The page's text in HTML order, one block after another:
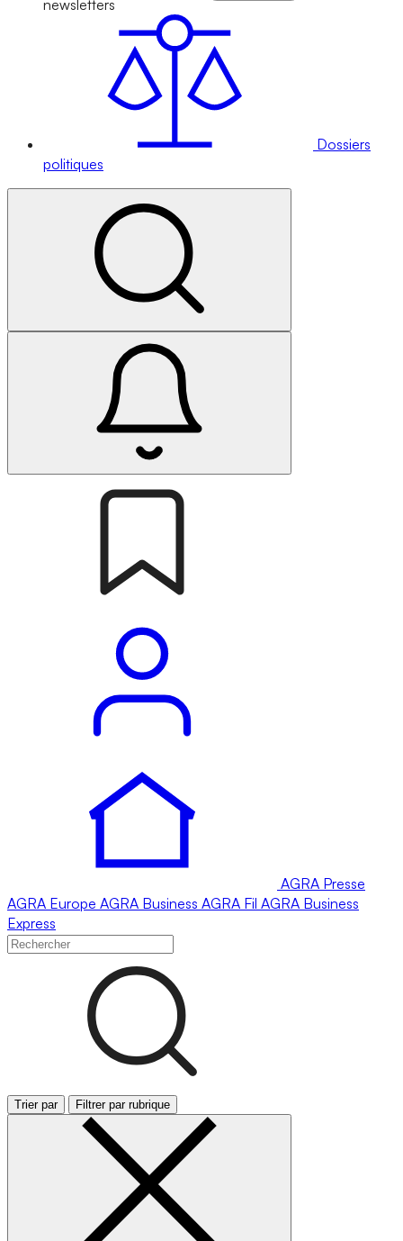
newsletters
Dossiers
politiques
AGRA Presse
AGRA Europe AGRA Business AGRA Fil AGRA Business
Express
Trier par Filtrer par rubrique